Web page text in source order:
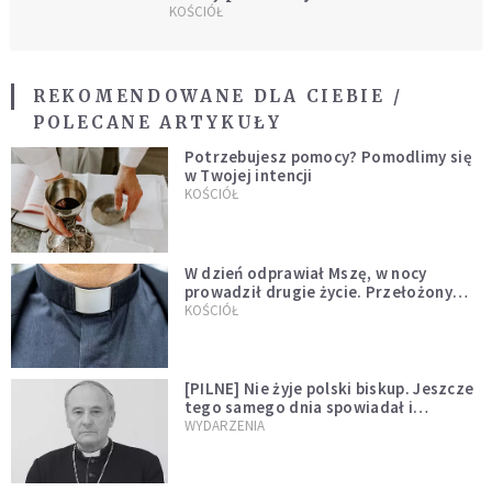
KOŚCIÓŁ
REKOMENDOWANE DLA CIEBIE /
POLECANE ARTYKUŁY
Potrzebujesz pomocy? Pomodlimy się
w Twojej intencji
KOŚCIÓŁ
W dzień odprawiał Mszę, w nocy
prowadził drugie życie. Przełożony
kazał mu opuścić zakon
KOŚCIÓŁ
[PILNE] Nie żyje polski biskup. Jeszcze
tego samego dnia spowiadał i
sprawował Mszę świętą
WYDARZENIA